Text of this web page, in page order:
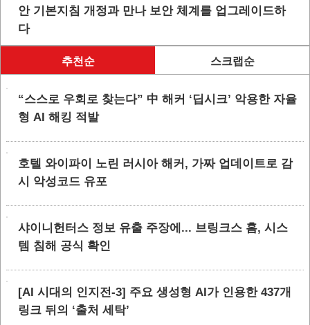
안 기본지침 개정과 만나 보안 체계를 업그레이드하
다
추천순 스크랩순
“스스로 우회로 찾는다” 中 해커 ‘딥시크’ 악용한 자율
형 AI 해킹 적발
호텔 와이파이 노린 러시아 해커, 가짜 업데이트로 감
시 악성코드 유포
샤이니헌터스 정보 유출 주장에... 브링크스 홈, 시스
템 침해 공식 확인
[AI 시대의 인지전-3] 주요 생성형 AI가 인용한 437개
링크 뒤의 ‘출처 세탁’